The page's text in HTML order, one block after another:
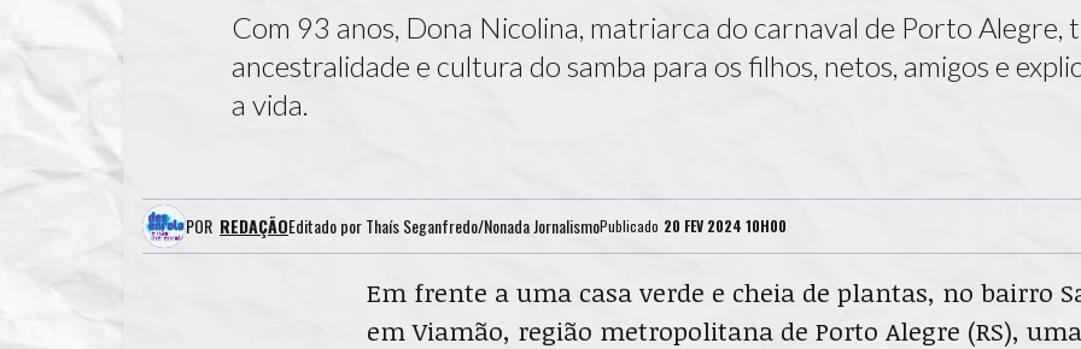
Com 93 anos, Dona Nicolina, matriarca do carnaval de Porto Alegre,
ancestralidade e cultura do samba para os filhos, netos, amigos e
a vida.
POR REDAÇÃOEditado porThaís Seganfredo/Nonada JornalismoPublicado 20 FEV 2024 10H00
Em frente a uma casa verde e cheia de plantas, no bairro
em Viamão, região metropolitana de Porto Alegre (RS),